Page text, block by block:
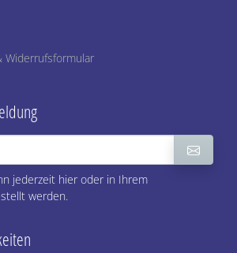
Widerrufsformular
jederzeit hier oder in Ihrem
werden.